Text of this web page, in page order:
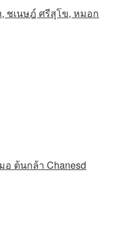
ชเนษฎ์ ศรีสุโข, หมอก
อ ต้นกล้า Chanesd